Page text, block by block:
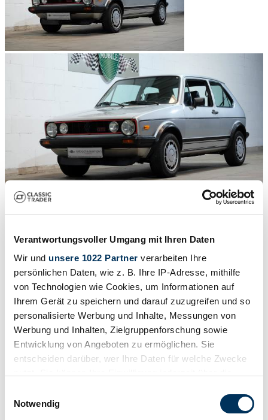
Verantwortungsvoller Umgang mit Ihren Daten
Wir und unsere 1022 Partner verarbeiten Ihre
persönlichen Daten, wie z. B. Ihre IP-Adresse, mithilfe
von Technologien wie Cookies, um Informationen auf
Ihrem Gerät zu speichern und darauf zuzugreifen und so
personalisierte Werbung und Inhalte, Messungen von
Werbung und Inhalten, Zielgruppenforschung sowie
Entwicklung von Angeboten zu ermöglichen. Sie
entscheiden darüber, wer Ihre Daten für welche Zwecke
Trigger Symbol ändern oder widerrufen
Notwendig
1/22
Ungeschweißte Karosserie
23.900 €